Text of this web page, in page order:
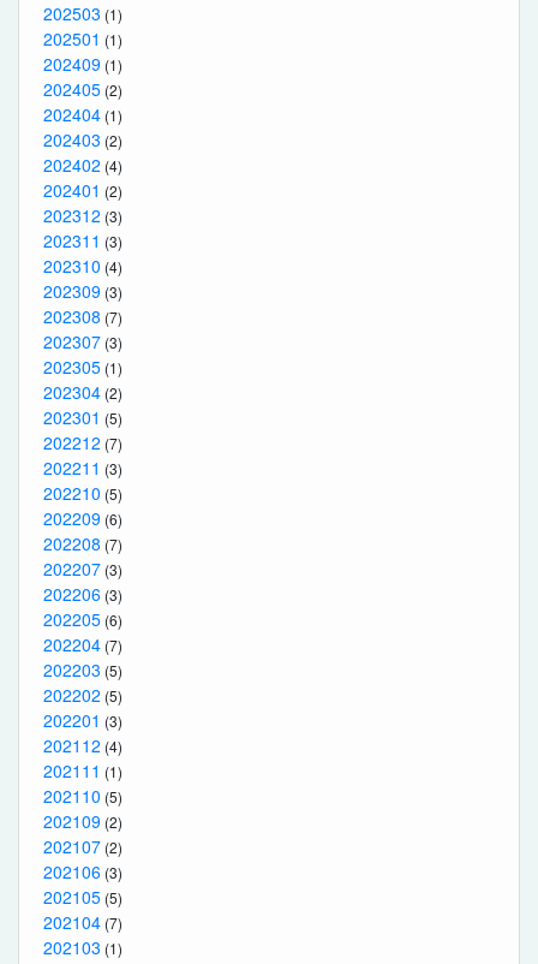
202503 (1)
202501 (1)
202409 (1)
202405 (2)
202404 (1)
202403 (2)
202402 (4)
202401 (2)
202312 (3)
202311 (3)
202310 (4)
202309 (3)
202308 (7)
202307 (3)
202305 (1)
202304 (2)
202301 (5)
202212 (7)
202211 (3)
202210 (5)
202209 (6)
202208 (7)
202207 (3)
202206 (3)
202205 (6)
202204 (7)
202203 (5)
202202 (5)
202201 (3)
202112 (4)
202111 (1)
202110 (5)
202109 (2)
202107 (2)
202106 (3)
202105 (5)
202104 (7)
202103 (1)